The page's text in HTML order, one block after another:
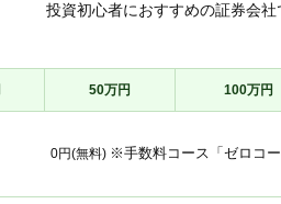
投資初心者におすすめの証券会社
50万円 100万円
0円(無料) ※手数料コース「ゼロコ